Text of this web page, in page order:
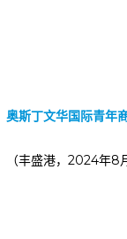
奥斯丁文华国际青年
（丰盛港，2024年